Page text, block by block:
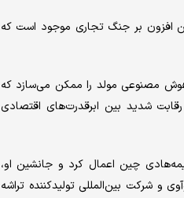
افزون بر جنگ تجاری موجود است که
هوش مصنوعی مولد را ممکن می‌سازد که
شدید بین ابرقدرت‌های اقتصادی
چین اعمال کرد و جانشین او،
و شرکت بین‌المللی تولیدکننده تراشه